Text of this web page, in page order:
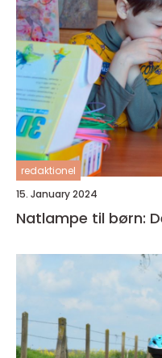
redaktionel
15. January 2024
Natlampe til børn: